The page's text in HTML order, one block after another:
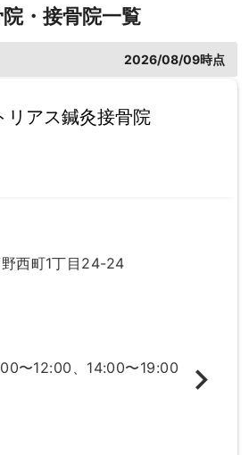
・接骨院一覧
2026/08/09時点
リアス鍼灸接骨院
西町1丁目24-24
〜12:00、14:00〜19:00